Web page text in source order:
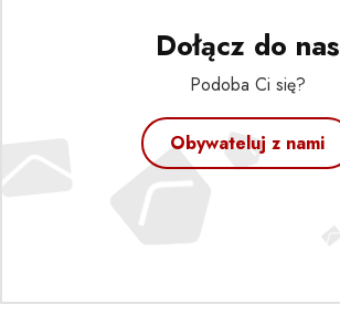
Dołącz do nas
Podoba Ci się?
Obywateluj z nami